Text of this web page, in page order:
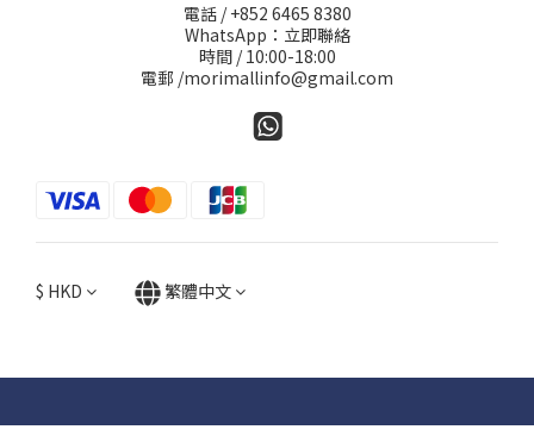
電話 / +852 6465 8380
WhatsApp：立即聯絡
時間 / 10:00-18:00
電郵 /morimallinfo@gmail.com
$ HKD 繁體中文